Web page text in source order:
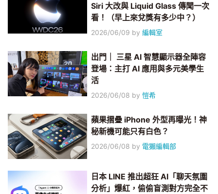
Siri 大改與 Liquid Glass 傳聞一次
看！（早上來兌獎有多少中？）
2026/06/09 by編輯室
出門｜ 三星 AI 智慧顯示器全陣容
登場：主打 AI 應用與多元美學生
活
2026/06/08 by愷希
蘋果摺疊 iPhone 外型再曝光！神
秘新機可能只有白色？
2026/06/08 by 電獺編輯部
日本 LINE 推出超狂 AI「聊天氛圍
分析」爆紅，偷偷盲測對方完全不